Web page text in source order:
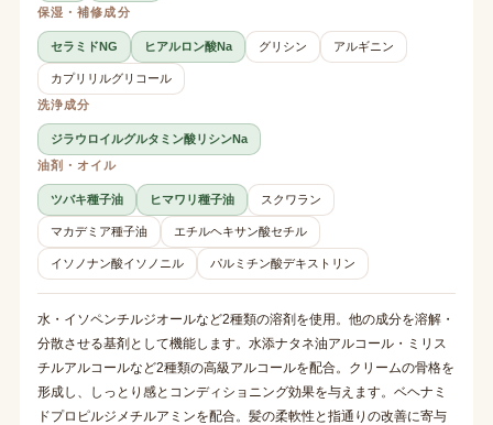
保湿・補修成分
セラミドNG ヒアルロン酸Na グリシン アルギニン
カプリリルグリコール
洗浄成分
ジラウロイルグルタミン酸リシンNa
油剤・オイル
ツバキ種子油 ヒマワリ種子油 スクワラン
マカデミア種子油 エチルヘキサン酸セチル
イソノナン酸イソノニル パルミチン酸デキストリン
水・イソペンチルジオールなど2種類の溶剤を使用。他の成分を溶解・
分散させる基剤として機能します。水添ナタネ油アルコール・ミリス
チルアルコールなど2種類の高級アルコールを配合。クリームの骨格を
形成し、しっとり感とコンディショニング効果を与えます。ベヘナミ
ドプロピルジメチルアミンを配合。髪の柔軟性と指通りの改善に寄与